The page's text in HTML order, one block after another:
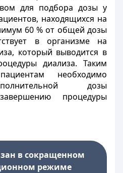
для подбора дозы у
находящихся на
60 % от общей дозы
в организме на
который выводится в
диализа. Таким
необходимо
дозы
процедуры
в сокращенном
режиме